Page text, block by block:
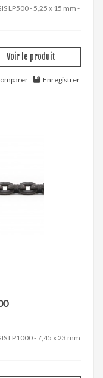
LP500 - 5,25 x 15 mm -
Voir le produit
Enregistrer
LP1000 - 7,45 x 23 mm